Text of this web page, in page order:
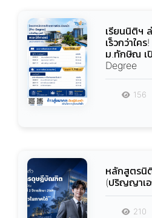
เรียนนิติฯ
เร็วกว่าใค
ม.ทักษิณ เ
Degree
156
หลักสูตรนิ
(ปริญญาเ
210